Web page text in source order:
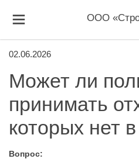
ООО
02.06.2026
Может ли
принимать
которых нет
Вопрос: